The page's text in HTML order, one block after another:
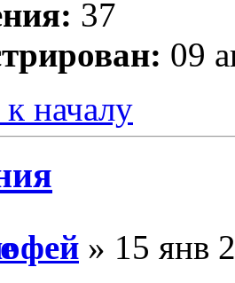
37
09
началу
» 15 янв